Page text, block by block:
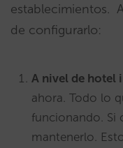
establecimientos.
de configurarlo:
A nivel de hotel
ahora. Todo lo
funcionando. Si
mantenerlo.